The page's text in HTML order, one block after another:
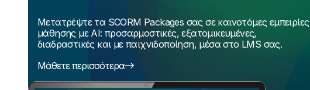
Μετατρέψτε τα SCORM Packages σας σε καινοτόμες εμπειρίες
μάθησης με AI: προσαρμοστικές, εξατομικευμένες,
διαδραστικές και με παιχνιδοποίηση, μέσα στο LMS σας.
Μάθετε περισσότερα